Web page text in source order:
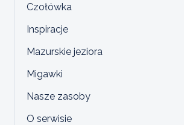
Czołówka
Inspiracje
Mazurskie jeziora
Migawki
Nasze zasoby
O serwisie